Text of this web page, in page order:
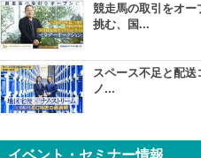
競走馬の取引をオ
挑む、国...
スペース不足と配
ノ...
イベント・セミナー情報